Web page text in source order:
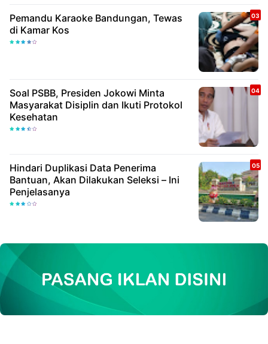
Pemandu Karaoke Bandungan, Tewas
di Kamar Kos
Soal PSBB, Presiden Jokowi Minta
Masyarakat Disiplin dan Ikuti Protokol
Kesehatan
Hindari Duplikasi Data Penerima
Bantuan, Akan Dilakukan Seleksi – Ini
Penjelasanya